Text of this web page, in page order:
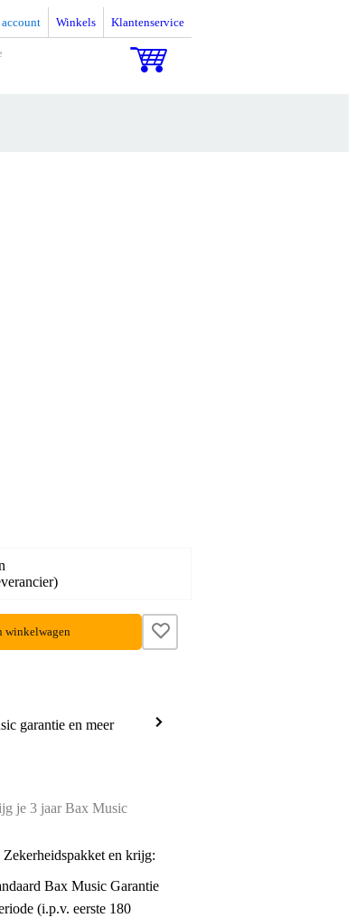
Winkels Klantenservice
winkelwagen
garantie en meer
je 3 jaar Bax Music
en krijg:
Bax Music Garantie
(i.p.v. eerste 180